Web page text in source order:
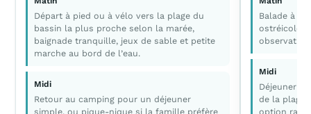
Départ à pied ou à vélo vers la plage du
bassin la plus proche selon la marée,
baignade tranquille, jeux de sable et petite
marche au bord de l’eau.
Midi
Retour au camping pour un déjeuner
simple, ou pique-nique si la famille préfère
Balade à
ostréicole,
Midi
Déjeuner
de la plage
option